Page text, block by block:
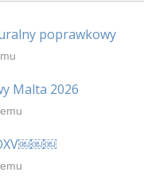
poprawkowy
Malta 2026